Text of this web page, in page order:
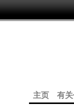
主页 有